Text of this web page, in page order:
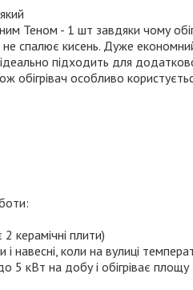
Теном - 1 шт завдяки чому
не спалює кисень. Дуже
підходить для
обігрівач особливо
керамічні плити)
навесні, коли на вулиці
5 кВт на добу і обігріває